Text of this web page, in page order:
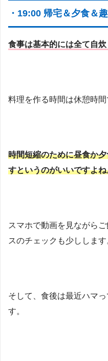
・19:00 帰宅＆夕食＆
食事は基本的には全て自炊
料理を作る時間は休憩時
時間短縮のために昼食か
すというのがいいですよね
スマホで動画を見ながら
スのチェックも少しします
そして、食後は最近ハマ
す。